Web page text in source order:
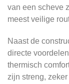
van een scheve
meest veilige
Naast de
directe
thermisch
zijn streng,